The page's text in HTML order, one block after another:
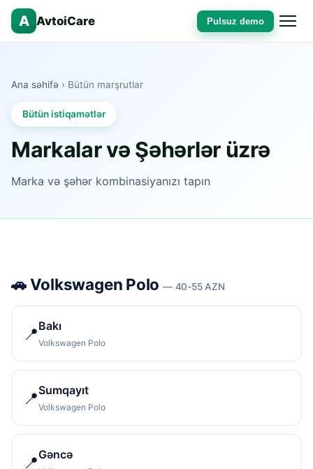
A AvtoiCare Pulsuz demo
Ana səhifə › Bütün marşrutlar
Bütün istiqamətlər
Markalar və Şəhərlər üzrə
Marka və şəhər kombinasiyanızı tapın
🚗 Volkswagen Polo — 40-55 AZN
📍Bakı
Volkswagen Polo
📍Sumqayıt
Volkswagen Polo
📍Gəncə